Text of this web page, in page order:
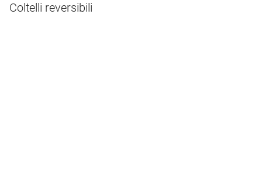
Coltelli reversibili